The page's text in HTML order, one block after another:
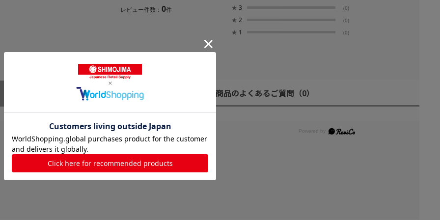
レビュー件数： 0件 ★ 3 (0)
★ 2 (0)
★ 1 (0)
商品のよくあるご質問 （0）
レビューはありません。